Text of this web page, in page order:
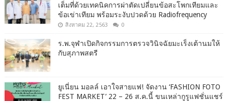
เต็มที่ด้วยเทคนิคการผ่าตัดเปลี่ยนข้อสะโพกเทียมและ
ข้อเข่าเทียม พร้อมระงับปวดด้วย Radiofrequency
สิงหาคม 22, 2563 0
ร.พ.จุฬาเปิดกิจกรรมการตรวจวินิจฉัยมะเร็งเต้านมให้
กับสุภาพสตรี
ยูเนี่ยน มอลล์ เอาใจสายแฟ! จัดงาน ‘FASHION FOTO
FEST MARKET’ 22 – 26 ส.ค.นี้ ขนเหล่ากูรูแฟชั่นแชร์